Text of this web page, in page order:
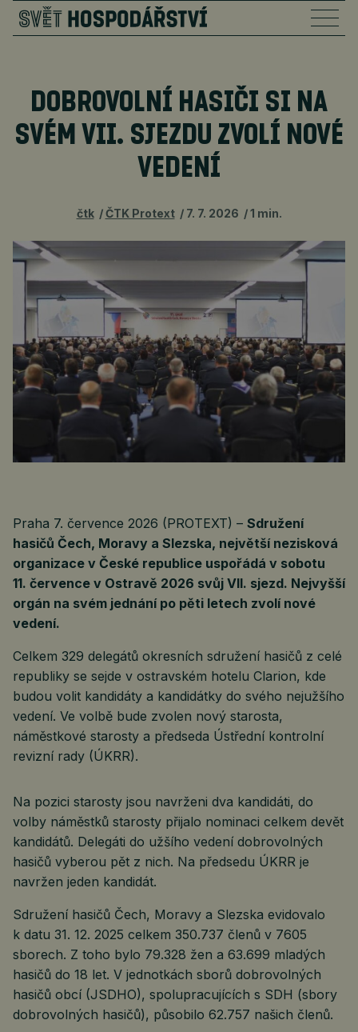
DOBROVOLNÍ HASIČI SI NA
SVÉM VII. SJEZDU ZVOLÍ NOVÉ
VEDENÍ
čtk ČTK Protext 7. 7. 2026 1 min.
Praha 7. července 2026 (PROTEXT) – Sdružení
hasičů Čech, Moravy a Slezska, největší nezisková
organizace v České republice uspořádá v sobotu
11. července v Ostravě 2026 svůj VII. sjezd. Nejvyšší
orgán na svém jednání po pěti letech zvolí nové
vedení.
Celkem 329 delegátů okresních sdružení hasičů z celé
republiky se sejde v ostravském hotelu Clarion, kde
budou volit kandidáty a kandidátky do svého nejužšího
vedení. Ve volbě bude zvolen nový starosta,
náměstkové starosty a předseda Ústřední kontrolní
revizní rady (ÚKRR).
Na pozici starosty jsou navrženi dva kandidáti, do
volby náměstků starosty přijalo nominaci celkem devět
kandidátů. Delegáti do užšího vedení dobrovolných
hasičů vyberou pět z nich. Na předsedu ÚKRR je
navržen jeden kandidát.
Sdružení hasičů Čech, Moravy a Slezska evidovalo
k datu 31. 12. 2025 celkem 350.737 členů v 7605
sborech. Z toho bylo 79.328 žen a 63.699 mladých
hasičů do 18 let. V jednotkách sborů dobrovolných
hasičů obcí (JSDHO), spolupracujících s SDH (sbory
dobrovolných hasičů), působilo 62.757 našich členů.